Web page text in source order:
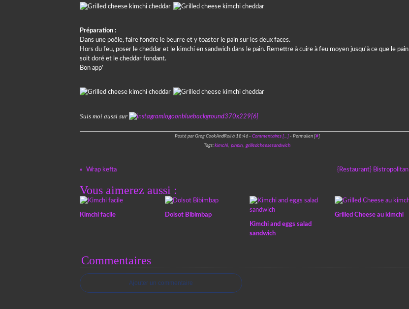
Préparation :
Dans une poêle, faire fondre le beurre et y toaster le pain sur les deux faces.
Hors du feu, poser le cheddar et le kimchi en sandwich dans le pain. Remettre à cuire à feu moyen jusqu'à ce que le pain
soit doré et le cheddar fondant.
Bon app’
Suis moi aussi sur
Posté par Greg CookAndRoll à 18:46 - Commentaires […]- Permalien [#]
Tags: kimchi, pinpin, grilledcheesesandwich
Wrap kefta {Restaurant} Bistropolitan
Vous aimerez aussi :
Kimchi facile
Dolsot Bibimbap
Kimchi and eggs salad
sandwich
Grilled Cheese au kimchi
Commentaires
Ajouter un commentaire